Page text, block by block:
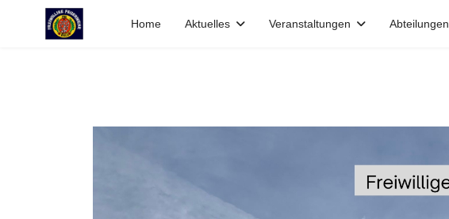
Home Aktuelles Veranstaltungen Abteilungen